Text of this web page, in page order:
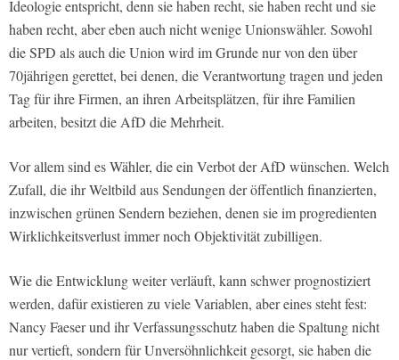
Ideologie entspricht, denn sie haben recht, sie haben recht und sie
haben recht, aber eben auch nicht wenige Unionswähler. Sowohl
die SPD als auch die Union wird im Grunde nur von den über
70jährigen gerettet, bei denen, die Verantwortung tragen und jeden
Tag für ihre Firmen, an ihren Arbeitsplätzen, für ihre Familien
arbeiten, besitzt die AfD die Mehrheit.
Vor allem sind es Wähler, die ein Verbot der AfD wünschen. Welch
Zufall, die ihr Weltbild aus Sendungen der öffentlich finanzierten,
inzwischen grünen Sendern beziehen, denen sie im progredienten
Wirklichkeitsverlust immer noch Objektivität zubilligen.
Wie die Entwicklung weiter verläuft, kann schwer prognostiziert
werden, dafür existieren zu viele Variablen, aber eines steht fest:
Nancy Faeser und ihr Verfassungsschutz haben die Spaltung nicht
nur vertieft, sondern für Unversöhnlichkeit gesorgt, sie haben die